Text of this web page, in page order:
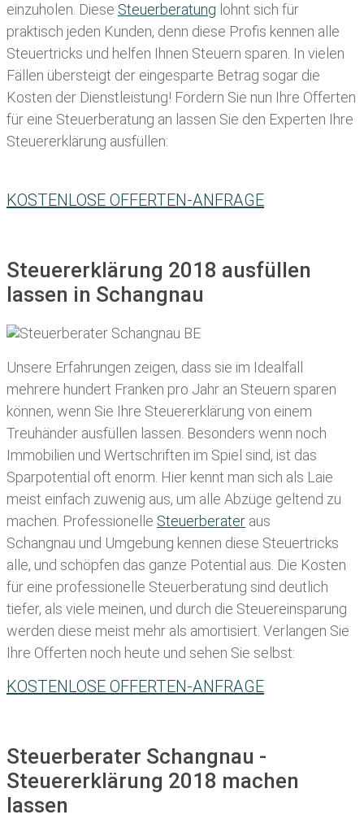
einzuholen. Diese Steuerberatung lohnt sich für
praktisch jeden Kunden, denn diese Profis kennen alle
Steuertricks und helfen Ihnen Steuern sparen. In vielen
Fällen übersteigt der eingesparte Betrag sogar die
Kosten der Dienstleistung! Fordern Sie nun Ihre Offerten
für eine Steuerberatung an lassen Sie den Experten Ihre
Steuererklärung ausfüllen:
KOSTENLOSE OFFERTEN-ANFRAGE
Steuererklärung 2018 ausfüllen
lassen in Schangnau
Unsere Erfahrungen zeigen, dass sie im Idealfall
mehrere hundert Franken pro Jahr an Steuern sparen
können, wenn Sie Ihre Steuererklärung von einem
Treuhänder ausfüllen lassen . Besonders wenn noch
Immobilien und Wertschriften im Spiel sind, ist das
Sparpotential oft enorm. Hier kennt man sich als Laie
meist einfach zuwenig aus, um alle Abzüge geltend zu
machen. Professionelle Steuerberater aus
Schangnau und Umgebung kennen diese Steuertricks
alle, und schöpfen das ganze Potential aus. Die Kosten
für eine professionelle Steuerberatung sind deutlich
tiefer, als viele meinen, und durch die Steuereinsparung
werden diese meist mehr als amortisiert. Verlangen Sie
Ihre Offerten noch heute und sehen Sie selbst:
KOSTENLOSE OFFERTEN-ANFRAGE
Steuerberater Schangnau -
Steuererklärung 2018 machen
lassen